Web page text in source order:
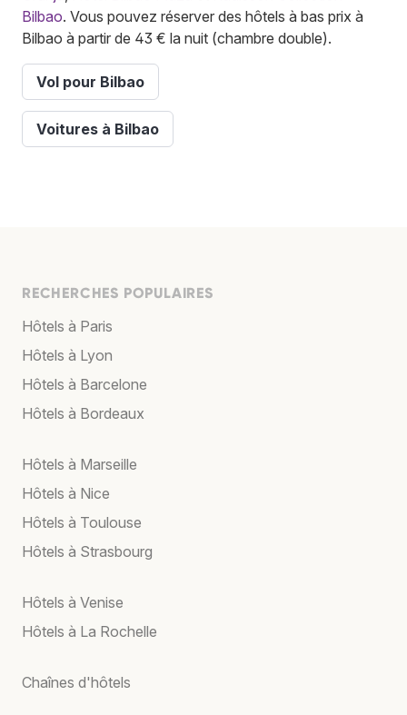
Bilbao. Vous pouvez réserver des hôtels à bas prix à
Bilbao à partir de 43 € la nuit (chambre double).
Vol pour Bilbao
Voitures à Bilbao
RECHERCHES POPULAIRES
Hôtels à Paris
Hôtels à Lyon
Hôtels à Barcelone
Hôtels à Bordeaux
Hôtels à Marseille
Hôtels à Nice
Hôtels à Toulouse
Hôtels à Strasbourg
Hôtels à Venise
Hôtels à La Rochelle
Chaînes d'hôtels